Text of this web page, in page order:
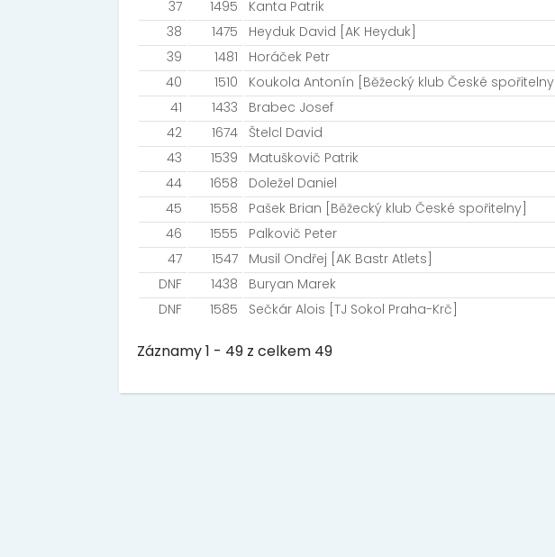
37
1495 Kanta Patrik
38
1475 Heyduk David [AK Heyduk]
39
1481 Horáček Petr
40
1510 Koukola Antonín [Běžecký klub České spořitelny]
41
1433 Brabec Josef
42
1674 Štelcl David
43
1539 Matuškovič Patrik
44
1658 Doležel Daniel
45
1558 Pašek Brian [Běžecký klub České spořitelny]
46
1555 Palkovič Peter
47
1547 Musil Ondřej [AK Bastr Atlets]
DNF
1438 Buryan Marek
DNF
1585 Sečkár Alois [TJ Sokol Praha-Krč]
Záznamy 1 - 49 z celkem 49